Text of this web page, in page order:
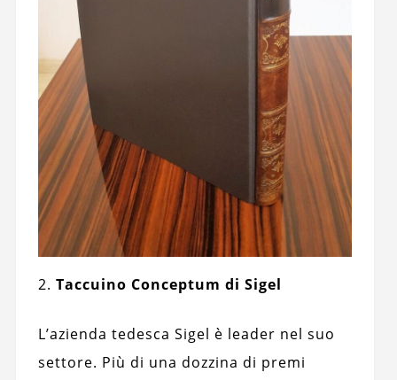
2. Taccuino Conceptum di Sigel
L’azienda tedesca Sigel è leader nel suo
settore. Più di una dozzina di premi